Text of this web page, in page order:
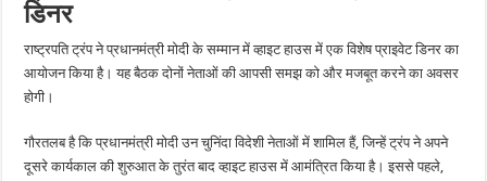
डिनर
राष्ट्रपति ट्रंप ने प्रधानमंत्री मोदी के सम्मान में व्हाइट हाउस में एक विशेष प्राइवेट डिनर का
आयोजन किया है। यह बैठक दोनों नेताओं की आपसी समझ को और मजबूत करने का अवसर
होगी।
गौरतलब है कि प्रधानमंत्री मोदी उन चुनिंदा विदेशी नेताओं में शामिल हैं, जिन्हें ट्रंप ने अपने
दूसरे कार्यकाल की शुरुआत के तुरंत बाद व्हाइट हाउस में आमंत्रित किया है। इससे पहले,